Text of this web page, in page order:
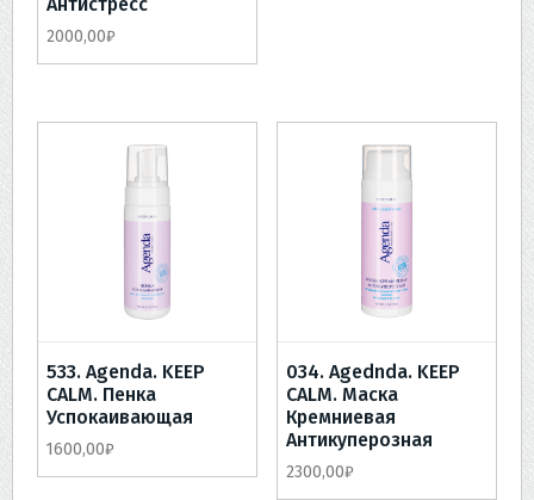
2000,00₽
533. Agenda. KEEP
CALM. Пенка
Успокаивающая
1600,00₽
034. Agednda. KEEP
CALM. Маска
Кремниевая
Антикуперозная
2300,00₽